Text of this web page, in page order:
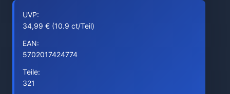
UVP:
34,99 € (10.9 ct/Teil)
EAN:
5702017424774
Teile:
321